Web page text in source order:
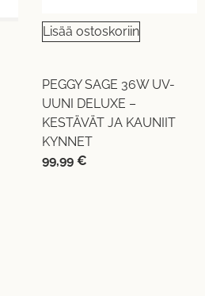
Lisää ostoskoriin
PEGGY SAGE 36W UV-
UUNI DELUXE –
KESTÄVÄT JA KAUNIIT
KYNNET
99,99€